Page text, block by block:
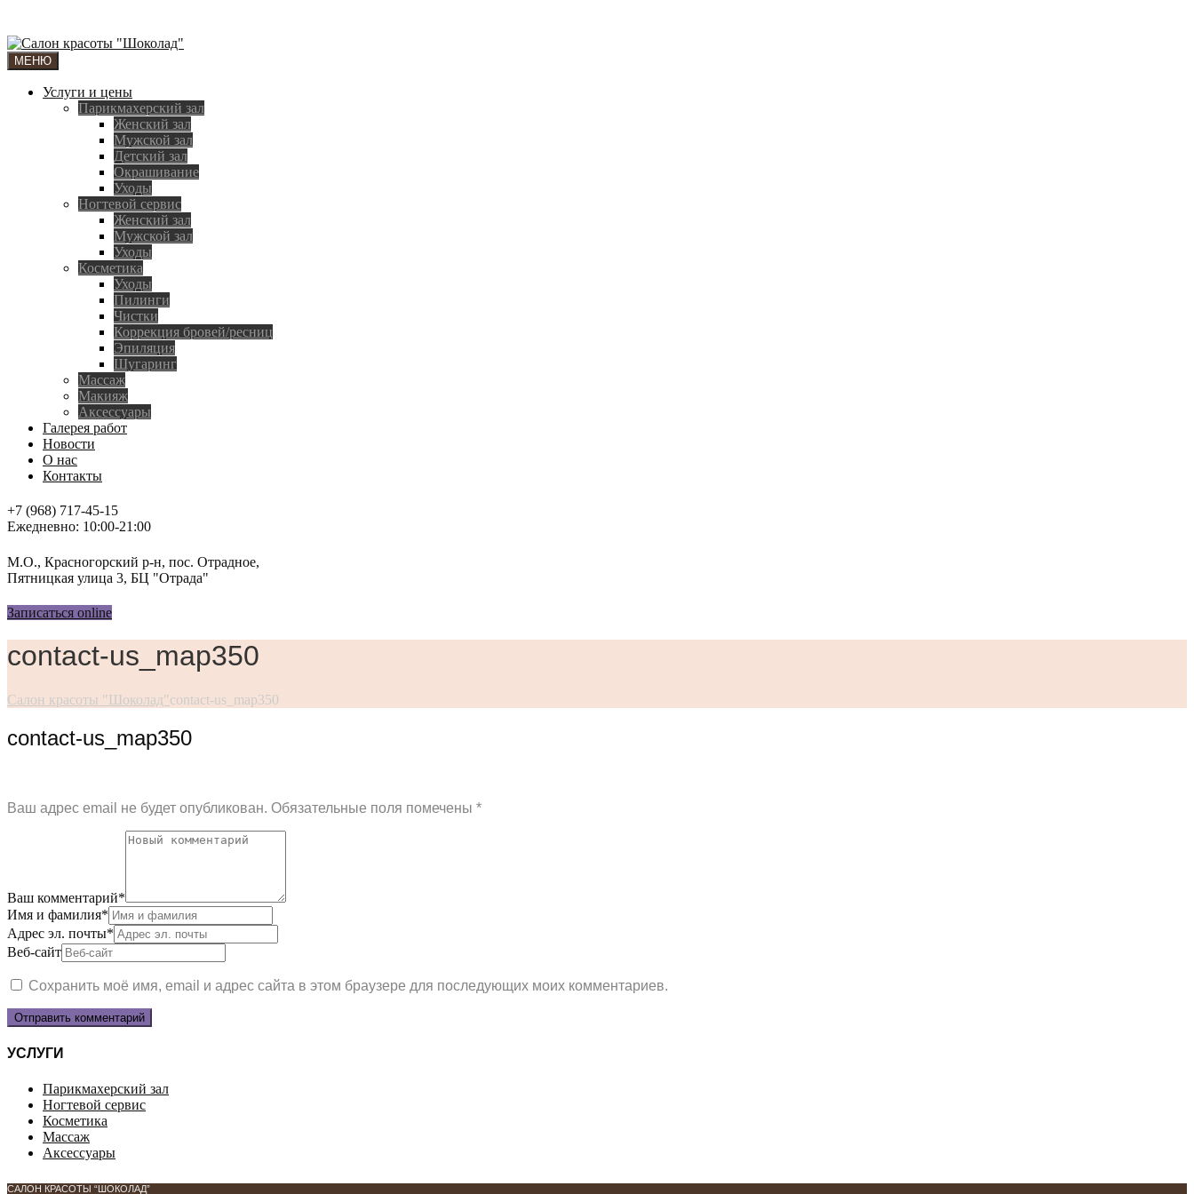
МЕНЮ
Услуги и цены
Парикмахерский зал
Женский зал
Мужской зал
Детский зал
Окрашивание
Уходы
Ногтевой сервис
Женский зал
Мужской зал
Уходы
Косметика
Уходы
Пилинги
Чистки
Коррекция бровей/ресниц
Эпиляция
Шугаринг
Массаж
Макияж
Аксессуары
Галерея работ
Новости
О нас
Контакты
+7 (968) 717-45-15
Ежедневно: 10:00-21:00
М.О., Красногорский р-н, пос. Отрадное,
Пятницкая улица 3, БЦ "Отрада"
Записаться online
contact-us_map350
Салон красоты "Шоколад"contact-us_map350
contact-us_map350
Ваш адрес email не будет опубликован. Обязательные поля помечены *
Ваш комментарий*
Имя и фамилия*
Адрес эл. почты*
Веб-сайт
Сохранить моё имя, email и адрес сайта в этом браузере для последующих моих комментариев.
УСЛУГИ
Парикмахерский зал
Ногтевой сервис
Косметика
Массаж
Аксессуары
САЛОН КРАСОТЫ “ШОКОЛАД”